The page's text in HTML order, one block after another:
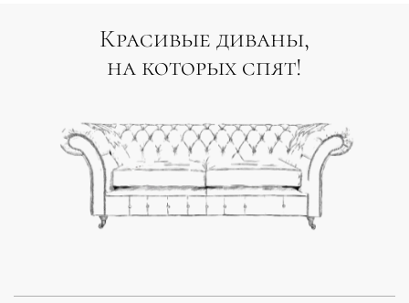
Красивые диваны,
на которых спят!